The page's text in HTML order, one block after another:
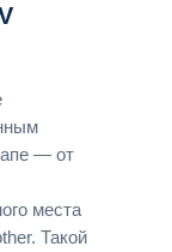
— от
места
Такой